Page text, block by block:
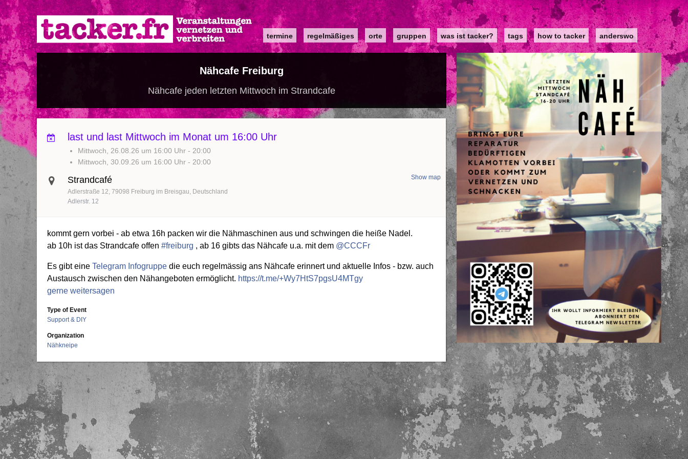
Direkt
zum
Inhalt
Main
navigation
termine regelmäßiges orte gruppen was ist tacker? tags how to tacker anderswo
Nähcafe Freiburg
Nähcafe jeden letzten Mittwoch im Strandcafe
last und last Mittwoch im Monat um 16:00 Uhr
Mittwoch, 26.08.26 um 16:00 Uhr - 20:00
Mittwoch, 30.09.26 um 16:00 Uhr - 20:00
Strandcafé
Adlerstraße 12 79098 Freiburg im Breisgau Deutschland
Show map
Adlerstr. 12
kommt gern vorbei - ab etwa 16h packen wir die Nähmaschinen aus und schwingen die heiße Nadel.
ab 10h ist das Strandcafe offen #freiburg , ab 16 gibts das Nähcafe u.a. mit dem @CCCFr
Es gibt eine Telegram Infogruppe die euch regelmässig ans Nähcafe erinnert und aktuelle Infos - bzw. auch
Austausch zwischen den Nähangeboten ermöglicht. https://t.me/+Wy7HtS7pgsU4MTgy
gerne weitersagen
Type of Event
Support & DIY
Organization
Nähkneipe